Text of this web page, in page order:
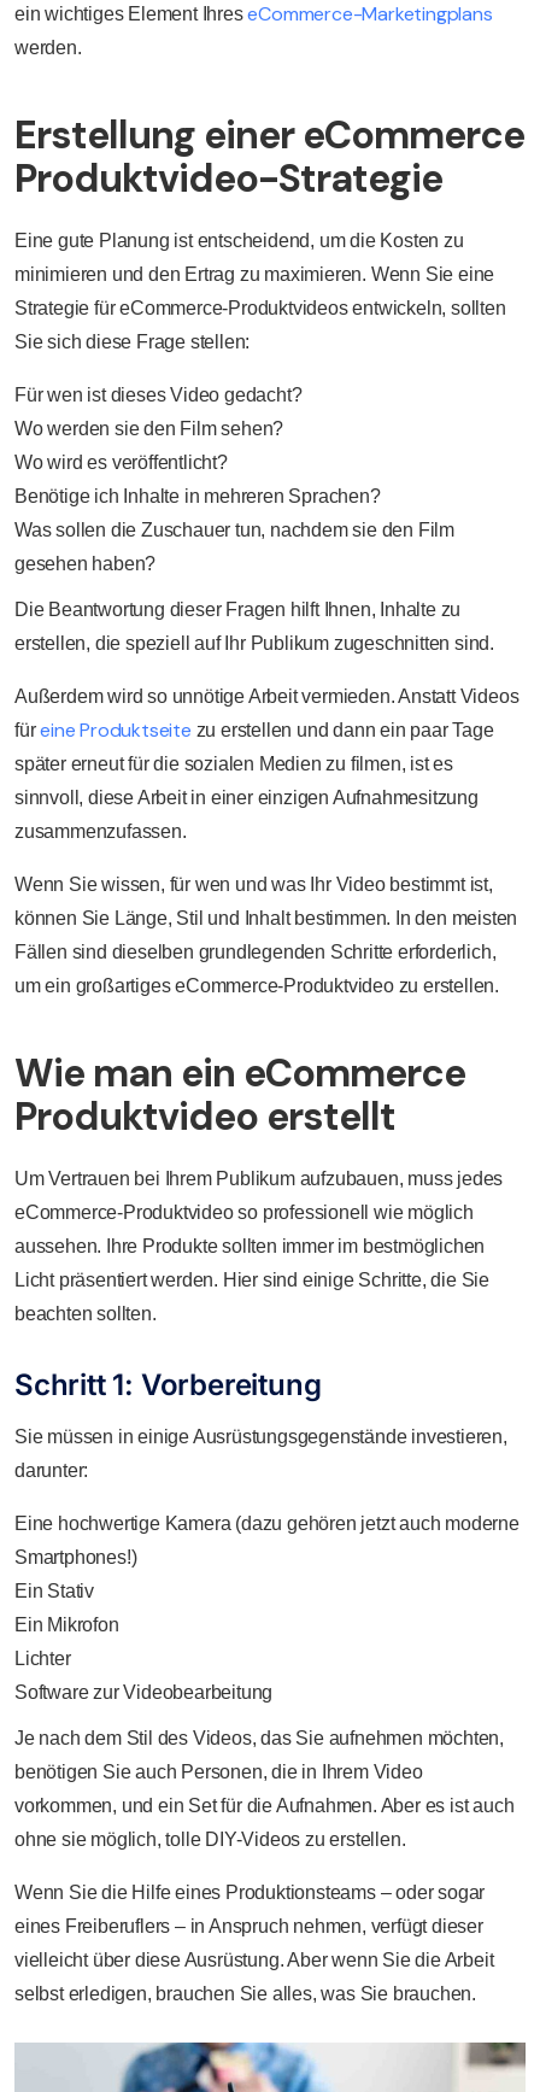
ein wichtiges Element IhreseCommerce-Marketingplans
werden.
Erstellung einer eCommerce
Produktvideo-Strategie
Eine gute Planung ist entscheidend, um die Kosten zu
minimieren und den Ertrag zu maximieren. Wenn Sie eine
Strategie für eCommerce-Produktvideos entwickeln, sollten
Sie sich diese Frage stellen:
Für wen ist dieses Video gedacht?
Wo werden sie den Film sehen?
Wo wird es veröffentlicht?
Benötige ich Inhalte in mehreren Sprachen?
Was sollen die Zuschauer tun, nachdem sie den Film
gesehen haben?
Die Beantwortung dieser Fragen hilft Ihnen, Inhalte zu
erstellen, die speziell auf Ihr Publikum zugeschnitten sind.
Außerdem wird so unnötige Arbeit vermieden. Anstatt Videos
füreine Produktseite zu erstellen und dann ein paar Tage
später erneut für die sozialen Medien zu filmen, ist es
sinnvoll, diese Arbeit in einer einzigen Aufnahmesitzung
zusammenzufassen.
Wenn Sie wissen, für wen und was Ihr Video bestimmt ist,
können Sie Länge, Stil und Inhalt bestimmen. In den meisten
Fällen sind dieselben grundlegenden Schritte erforderlich,
um ein großartiges eCommerce-Produktvideo zu erstellen.
Wie man ein eCommerce
Produktvideo erstellt
Um Vertrauen bei Ihrem Publikum aufzubauen, muss jedes
eCommerce-Produktvideo so professionell wie möglich
aussehen. Ihre Produkte sollten immer im bestmöglichen
Licht präsentiert werden. Hier sind einige Schritte, die Sie
beachten sollten.
Schritt 1: Vorbereitung
Sie müssen in einige Ausrüstungsgegenstände investieren,
darunter:
Eine hochwertige Kamera (dazu gehören jetzt auch moderne
Smartphones!)
Ein Stativ
Ein Mikrofon
Lichter
Software zur Videobearbeitung
Je nach dem Stil des Videos, das Sie aufnehmen möchten,
benötigen Sie auch Personen, die in Ihrem Video
vorkommen, und ein Set für die Aufnahmen. Aber es ist auch
ohne sie möglich, tolle DIY-Videos zu erstellen.
Wenn Sie die Hilfe eines Produktionsteams – oder sogar
eines Freiberuflers – in Anspruch nehmen, verfügt dieser
vielleicht über diese Ausrüstung. Aber wenn Sie die Arbeit
selbst erledigen, brauchen Sie alles, was Sie brauchen.